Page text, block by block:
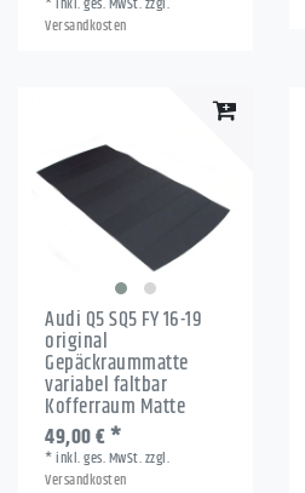
Versandkosten
Audi Q5 SQ5 FY 16-19
original
Gepäckraummatte
variabel faltbar
Kofferraum Matte
49,00 € *
*inkl. ges. MwSt.zzgl.
Versandkosten